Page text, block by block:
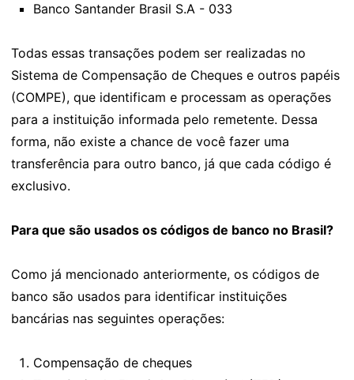
Banco Santander Brasil S.A - 033
Todas essas transações podem ser realizadas no
Sistema de Compensação de Cheques e outros papéis
(COMPE), que identificam e processam as operações
para a instituição informada pelo remetente. Dessa
forma, não existe a chance de você fazer uma
transferência para outro banco, já que cada código é
exclusivo.
Para que são usados os códigos de banco no Brasil?
Como já mencionado anteriormente, os códigos de
banco são usados para identificar instituições
bancárias nas seguintes operações:
Compensação de cheques